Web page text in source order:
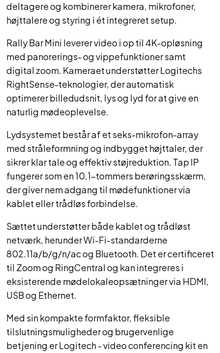
deltagere og kombinerer kamera, mikrofoner,
højttalere og styring i ét integreret setup.
Rally Bar Mini leverer video i op til 4K-opløsning
med panorerings- og vippefunktioner samt
digital zoom. Kameraet understøtter Logitechs
RightSense-teknologier, der automatisk
optimerer billedudsnit, lys og lyd for at give en
naturlig mødeoplevelse.
Lydsystemet består af et seks-mikrofon-array
med stråleformning og indbygget højttaler, der
sikrer klar tale og effektiv støjreduktion. Tap IP
fungerer som en 10,1-tommers berøringsskærm,
der giver nem adgang til mødefunktioner via
kablet eller trådløs forbindelse.
Sættet understøtter både kablet og trådløst
netværk, herunder Wi-Fi-standarderne
802.11a/b/g/n/ac og Bluetooth. Det er certificeret
til Zoom og RingCentral og kan integreres i
eksisterende mødelokaleopsætninger via HDMI,
USB og Ethernet.
Med sin kompakte formfaktor, fleksible
tilslutningsmuligheder og brugervenlige
betjening er Logitech - video conferencing kit en